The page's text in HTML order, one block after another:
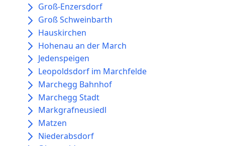
Groß-Enzersdorf
Groß Schweinbarth
Hauskirchen
Hohenau an der March
Jedenspeigen
Leopoldsdorf im Marchfelde
Marchegg Bahnhof
Marchegg Stadt
Markgrafneusiedl
Matzen
Niederabsdorf